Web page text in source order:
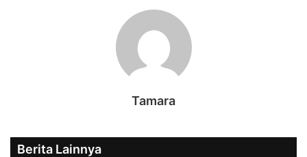
Tamara
Berita Lainnya